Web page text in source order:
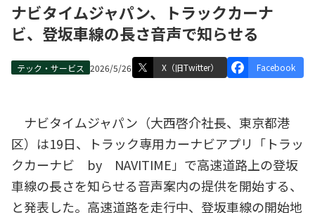
ナビタイムジャパン、トラックカーナ
ビ、登坂車線の長さ音声で知らせる
テック・サービス 2026/5/26 X（旧Twitter） Facebook
ナビタイムジャパン（大西啓介社長、東京都港
区）は19日、トラック専用カーナビアプリ「トラッ
クカーナビ by NAVITIME」で高速道路上の登坂
車線の長さを知らせる音声案内の提供を開始する、
と発表した。高速道路を走行中、登坂車線の開始地